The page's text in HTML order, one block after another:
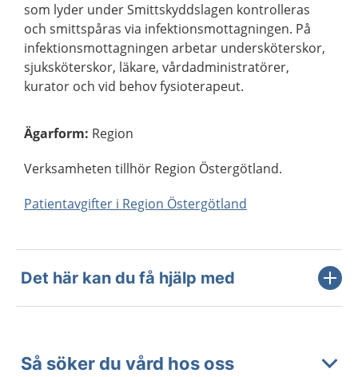
som lyder under Smittskyddslagen kontrolleras
och smittspåras via infektionsmottagningen. På
infektionsmottagningen arbetar undersköterskor,
sjuksköterskor, läkare, vårdadministratörer,
kurator och vid behov fysioterapeut.
Ägarform: Region
Verksamheten tillhör Region Östergötland.
Patientavgifter i Region Östergötland
Det här kan du få hjälp med
Så söker du vård hos oss